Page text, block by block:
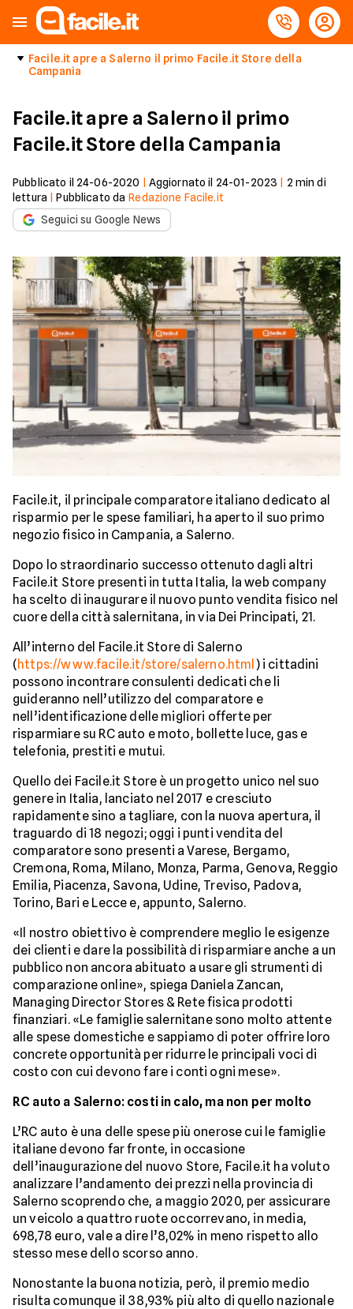
Facile.it apre a Salerno il primo Facile.it Store della
Campania
Facile.it apre a Salerno il primo
Facile.it Store della Campania
Pubblicato il 24-06-2020 Aggiornato il 24-01-2023 2 min di
lettura |Pubblicato da Redazione Facile.it
Seguici su Google News
Facile.it, il principale comparatore italiano dedicato al
risparmio per le spese familiari, ha aperto il suo primo
negozio fisico in Campania, a Salerno.
Dopo lo straordinario successo ottenuto dagli altri
Facile.it Store presenti in tutta Italia, la web company
ha scelto di inaugurare il nuovo punto vendita fisico nel
cuore della città salernitana, in via Dei Principati, 21.
All’interno del Facile.it Store di Salerno
(https://www.facile.it/store/salerno.html ) i cittadini
possono incontrare consulenti dedicati che li
guideranno nell’utilizzo del comparatore e
nell’identificazione delle migliori offerte per
risparmiare su RC auto e moto, bollette luce, gas e
telefonia, prestiti e mutui.
Quello dei Facile.it Store è un progetto unico nel suo
genere in Italia, lanciato nel 2017 e cresciuto
rapidamente sino a tagliare, con la nuova apertura, il
traguardo di 18 negozi; oggi i punti vendita del
comparatore sono presenti a Varese, Bergamo,
Cremona, Roma, Milano, Monza, Parma, Genova, Reggio
Emilia, Piacenza, Savona, Udine, Treviso, Padova,
Torino, Bari e Lecce e, appunto, Salerno.
«Il nostro obiettivo è comprendere meglio le esigenze
dei clienti e dare la possibilità di risparmiare anche a un
pubblico non ancora abituato a usare gli strumenti di
comparazione online», spiega Daniela Zancan,
Managing Director Stores & Rete fisica prodotti
finanziari. «Le famiglie salernitane sono molto attente
alle spese domestiche e sappiamo di poter offrire loro
concrete opportunità per ridurre le principali voci di
costo con cui devono fare i conti ogni mese».
RC auto a Salerno: costi in calo, ma non per molto
L’RC auto è una delle spese più onerose cui le famiglie
italiane devono far fronte, in occasione
dell’inaugurazione del nuovo Store, Facile.it ha voluto
analizzare l’andamento dei prezzi nella provincia di
Salerno scoprendo che, a maggio 2020, per assicurare
un veicolo a quattro ruote occorrevano, in media,
698,78 euro, vale a dire l’8,02% in meno rispetto allo
stesso mese dello scorso anno.
Nonostante la buona notizia, però, il premio medio
risulta comunque il 38,93% più alto di quello nazionale